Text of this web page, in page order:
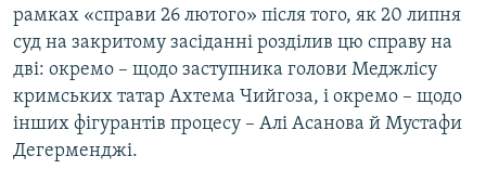
рамках «справи 26 лютого» після того, як 20 липня
суд на закритому засіданні розділив цю справу на
дві: окремо – щодо заступника голови Меджлісу
кримських татар Ахтема Чийгоза, і окремо – щодо
інших фігурантів процесу – Алі Асанова й Мустафи
Дегерменджі.